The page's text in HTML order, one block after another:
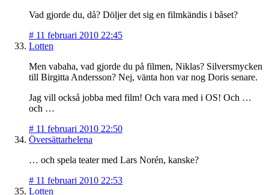
Vad gjorde du, då? Döljer det sig en filmkändis i båset?
# 11 februari 2010 22:45
Lotten
Men vabaha, vad gjorde du på filmen, Niklas? Silversmycken
till Birgitta Andersson? Nej, vänta hon var nog Doris senare.
Jag vill också jobba med film! Och vara med i OS! Och …
och …
# 11 februari 2010 22:50
Översättarhelena
… och spela teater med Lars Norén, kanske?
# 11 februari 2010 22:53
Lotten